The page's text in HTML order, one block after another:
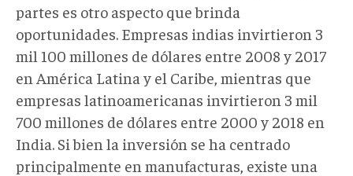
partes es otro aspecto que brinda
oportunidades. Empresas indias invirtieron 3
mil 100 millones de dólares entre 2008 y 2017
en América Latina y el Caribe, mientras que
empresas latinoamericanas invirtieron 3 mil
700 millones de dólares entre 2000 y 2018 en
India. Si bien la inversión se ha centrado
principalmente en manufacturas, existe una